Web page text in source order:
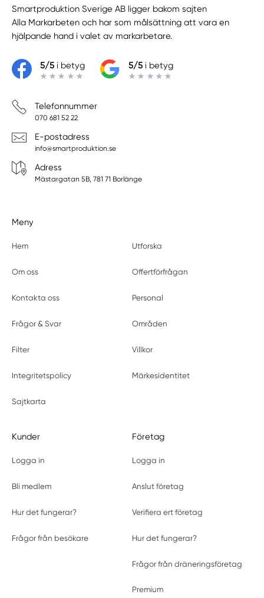
Smartproduktion Sverige AB ligger bakom sajten
Alla Markarbeten och har som målsättning att vara en
hjälpande hand i valet av markarbetare.
5/5i betyg 5/5i betyg
Telefonnummer
070 681 52 22
E-postadress
info@smartproduktion.se
Adress
Mästargatan 5B, 781 71 Borlänge
Meny
Hem Utforska
Om oss Offertförfrågan
Kontakta oss Personal
Frågor & Svar Områden
Filter Villkor
Integritetspolicy Märkesidentitet
Sajtkarta
Kunder
Logga in
Bli medlem
Hur det fungerar?
Frågor från besökare
Företag
Logga in
Anslut företag
Verifiera ert företag
Hur det fungerar?
Frågor från dräneringsföretag
Premium